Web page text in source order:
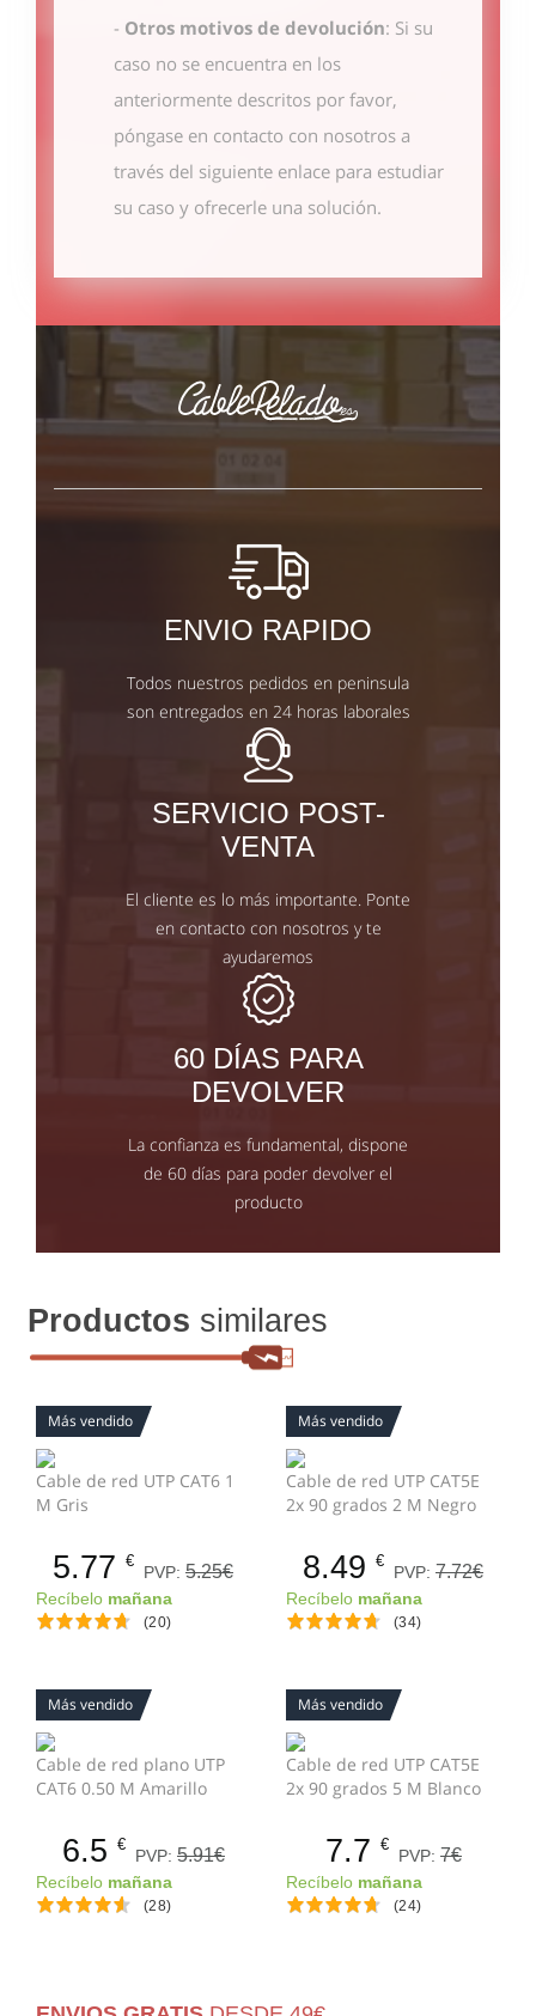
- Otros motivos de devolución: Si su
caso no se encuentra en los
anteriormente descritos por favor,
póngase en contacto con nosotros a
través del siguiente enlace para estudiar
su caso y ofrecerle una solución.
ENVIO RAPIDO
Todos nuestros pedidos en peninsula
son entregados en 24 horas laborales
SERVICIO POST-
VENTA
El cliente es lo más importante. Ponte
en contacto con nosotros y te
ayudaremos
60 DÍAS PARA
DEVOLVER
La confianza es fundamental, dispone
de 60 días para poder devolver el
producto
Productos similares
Más vendido
Cable de red UTP CAT6 1
M Gris
5.77 €
PVP: 5.25€
Recíbelo mañana
(20)
Más vendido
Cable de red UTP CAT5E
2x 90 grados 2 M Negro
8.49 €
PVP: 7.72€
Recíbelo mañana
(34)
Más vendido
Cable de red plano UTP
CAT6 0.50 M Amarillo
6.5 €
PVP: 5.91€
Recíbelo mañana
(28)
Más vendido
Cable de red UTP CAT5E
2x 90 grados 5 M Blanco
7.7 €
PVP: 7€
Recíbelo mañana
(24)